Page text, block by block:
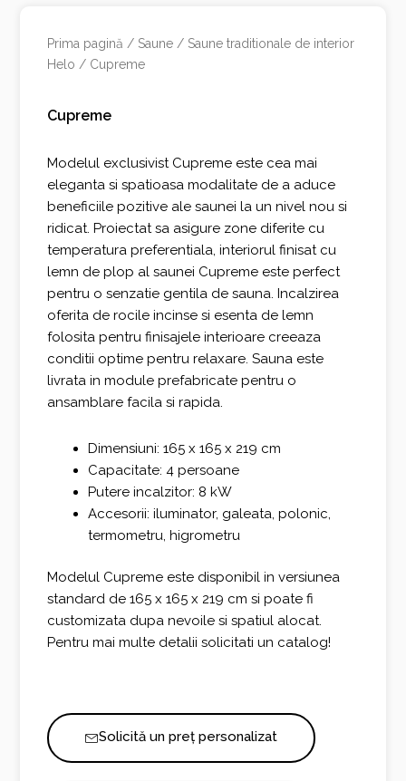
Prima pagină / Saune / Saune traditionale de interior
Helo / Cupreme
Cupreme
Modelul exclusivist Cupreme este cea mai
eleganta si spatioasa modalitate de a aduce
beneficiile pozitive ale saunei la un nivel nou si
ridicat. Proiectat sa asigure zone diferite cu
temperatura preferentiala, interiorul finisat cu
lemn de plop al saunei Cupreme este perfect
pentru o senzatie gentila de sauna. Incalzirea
oferita de rocile incinse si esenta de lemn
folosita pentru finisajele interioare creeaza
conditii optime pentru relaxare. Sauna este
livrata in module prefabricate pentru o
ansamblare facila si rapida.
Dimensiuni: 165 x 165 x 219 cm
Capacitate: 4 persoane
Putere incalzitor: 8 kW
Accesorii: iluminator, galeata, polonic,
termometru, higrometru
Modelul Cupreme este disponibil in versiunea
standard de 165 x 165 x 219 cm si poate fi
customizata dupa nevoile si spatiul alocat.
Pentru mai multe detalii solicitati un catalog!
Solicită un preț personalizat